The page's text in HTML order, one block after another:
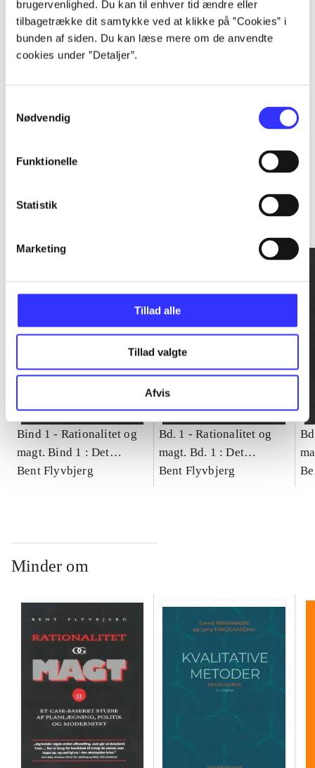
brugervenlighed. Du kan til enhver tid ændre eller
tilbagetrække dit samtykke ved at klikke på ”Cookies” i
bunden af siden. Du kan læse mere om de anvendte
cookies under ”Detaljer”.
Nødvendig
Funktionelle
Statistik
Marketing
Tillad alle
Tillad valgte
Afvis
...
Bind 1 - Rationalitet og
magt. Bind 1 : Det
konkretes videnskab
Bent Flyvbjerg
Bd. 1 -Rationalitet og
magt. Bd. 1 : Det
konkretes videnskab
Bent Flyvbjerg
Minder om